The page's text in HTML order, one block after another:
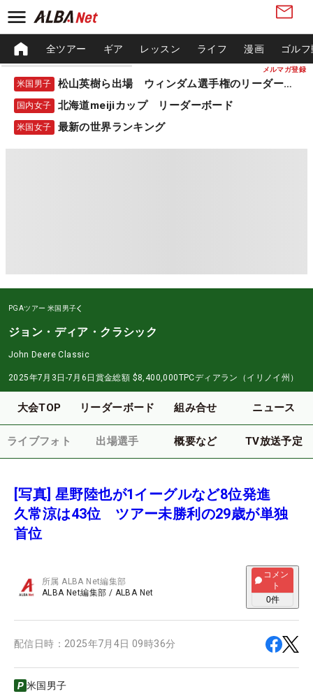
メルマガ登録
全ツアー ギア レッスン ライフ 漫画 ゴル
米国男子 松山英樹ら出場 ウィンダム選手権のリーダーボード
国内女子 北海道meijiカップ リーダーボード
米国女子 最新の世界ランキング
PGAツアー 米国男子
ジョン・ディア・クラシック
John Deere Classic
2025年7月3日-7月6日 賞金総額 $8,400,000TPCディアラン（イリノイ州）
大会TOP リーダーボード 組み合せ ニュース
ライブフォト 出場選手 概要など TV放送予定
[写真] 星野陸也が1イーグルなど8位発進
久常涼は43位 ツアー未勝利の29歳が単独
首位
所属ALBA Net編集部
ALBA Net編集部 / ALBA Net
コメン
ト
0件
配信日時： 2025年7月4日 09時36分
米国男子